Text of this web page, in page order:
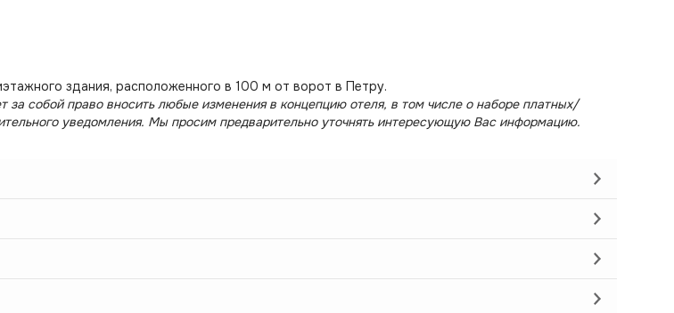
здания, расположенного в 100 м от ворот в Петру.
за собой право вносить любые изменения в концепцию отеля, в том числе о наборе платных/
уведомления. Мы просим предварительно уточнять интересующую Вас информацию.